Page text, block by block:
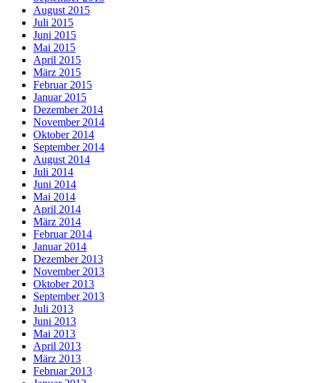
August 2015
Juli 2015
Juni 2015
Mai 2015
April 2015
März 2015
Februar 2015
Januar 2015
Dezember 2014
November 2014
Oktober 2014
September 2014
August 2014
Juli 2014
Juni 2014
Mai 2014
April 2014
März 2014
Februar 2014
Januar 2014
Dezember 2013
November 2013
Oktober 2013
September 2013
Juli 2013
Juni 2013
Mai 2013
April 2013
März 2013
Februar 2013